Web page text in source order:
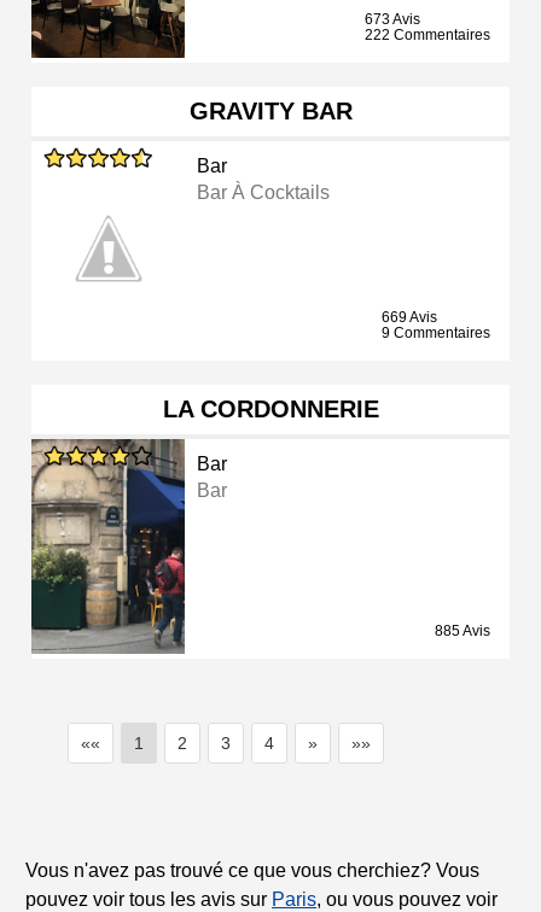
673 Avis
222 Commentaires
GRAVITY BAR
Bar
Bar À Cocktails
669 Avis
9 Commentaires
LA CORDONNERIE
Bar
Bar
885 Avis
«« 1 2 3 4 » »»
Vous n'avez pas trouvé ce que vous cherchiez? Vous
pouvez voir tous les avis sur Paris, ou vous pouvez voir